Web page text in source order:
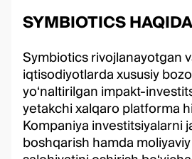
SYMBIOTICS HAQIDA
Symbiotics rivojlanayotgan
iqtisodiyotlarda xususiy
yo‘naltirilgan impakt-
yetakchi xalqaro platforma
Kompaniya investitsiyalarni
boshqarish hamda